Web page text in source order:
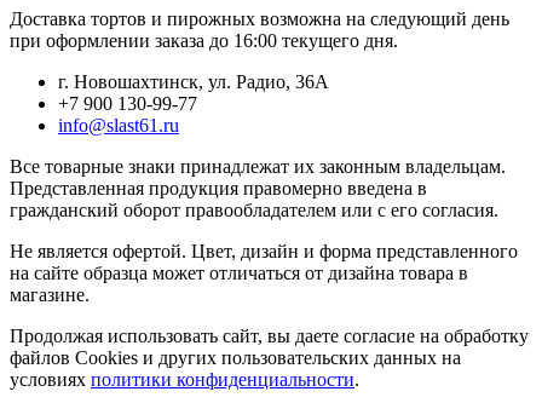
Доставка тортов и пирожных возможна на следующий день
при оформлении заказа до 16:00 текущего дня.
г. Новошахтинск, ул. Радио, 36А
+7 900 130-99-77
info@slast61.ru
Все товарные знаки принадлежат их законным владельцам.
Представленная продукция правомерно введена в
гражданский оборот правообладателем или с его согласия.
Не является офертой. Цвет, дизайн и форма представленного
на сайте образца может отличаться от дизайна товара в
магазине.
Продолжая использовать сайт, вы даете согласие на обработку
файлов Cookies и других пользовательских данных на
условиях политики конфиденциальности.